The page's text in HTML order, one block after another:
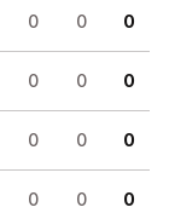
0 0 0
0 0 0
0 0 0
0 0 0